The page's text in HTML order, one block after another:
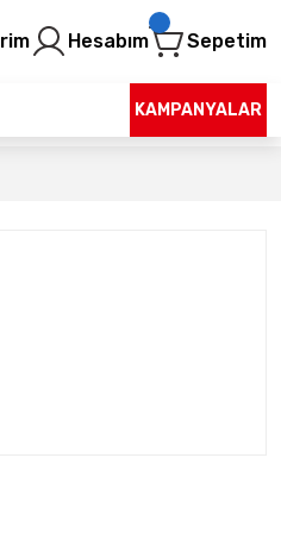
Hesabım Sepetim
KAMPANYALAR